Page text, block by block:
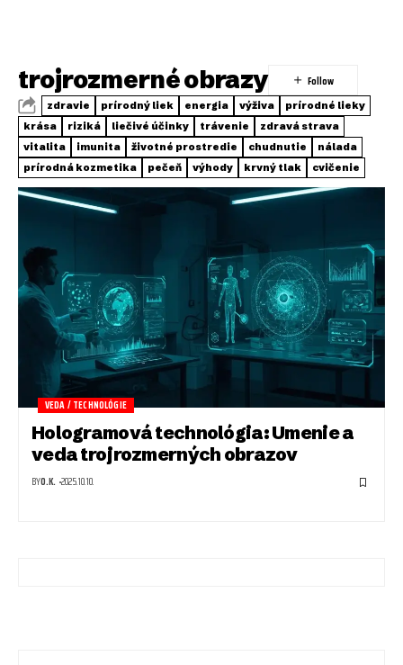
trojrozmerné obrazy
zdravie prírodný liek energia výživa
prírodné lieky
krása
riziká liečivé účinky trávenie
zdravá strava
vitalita
imunita životné prostredie chudnutie
nálada
prírodná kozmetika
pečeň výhody krvný tlak cvičenie
VEDA / TECHNOLÓGIE
Hologramová technológia: Umenie a
veda trojrozmerných obrazov
BYO.K. 2025.10.10.